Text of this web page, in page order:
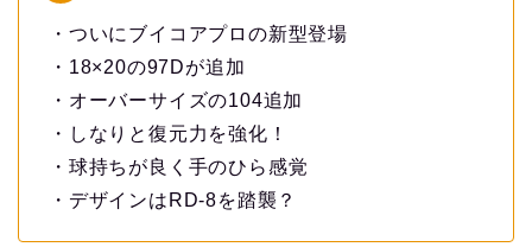
・ついにブイコアプロの新型登場
・18×20の97Dが追加
・オーバーサイズの104追加
・しなりと復元力を強化！
・球持ちが良く手のひら感覚
・デザインはRD-8を踏襲？